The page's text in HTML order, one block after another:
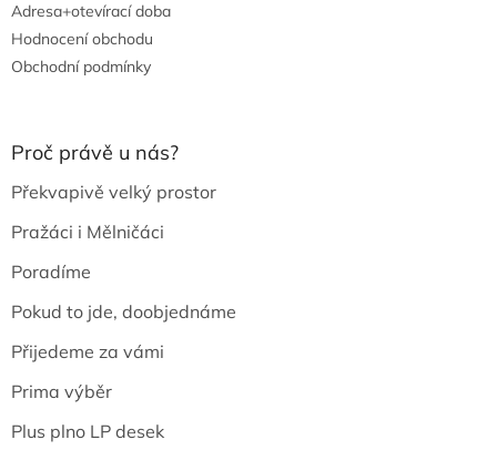
Adresa+otevírací doba
Hodnocení obchodu
Obchodní podmínky
Proč právě u nás?
Překvapivě velký prostor
Pražáci i Mělničáci
Poradíme
Pokud to jde, doobjednáme
Přijedeme za vámi
Prima výběr
Plus plno LP desek